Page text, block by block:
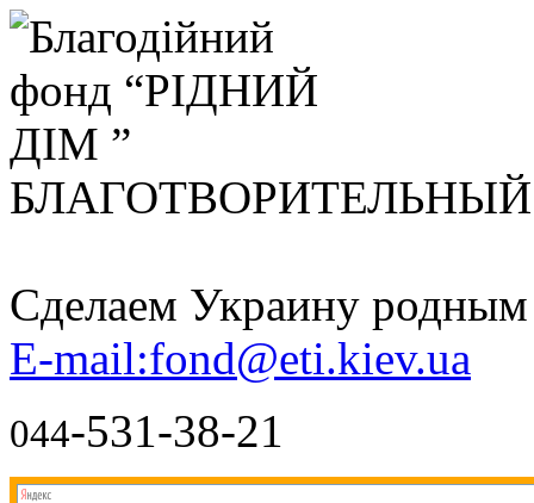
Сделаем Украину родным
E-mail:fond@eti.kiev.ua
044-531-38-21